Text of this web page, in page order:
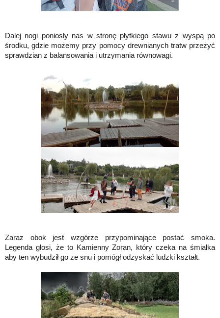
Dalej nogi poniosły nas w stronę płytkiego stawu z wyspą po
środku, gdzie możemy przy pomocy drewnianych tratw przeżyć
sprawdzian z balansowania i utrzymania równowagi.
Zaraz obok jest wzgórze przypominające postać smoka.
Legenda głosi, że to Kamienny Zoran, który czeka na śmiałka
aby ten wybudził go ze snu i pomógł odzyskać ludzki kształt.